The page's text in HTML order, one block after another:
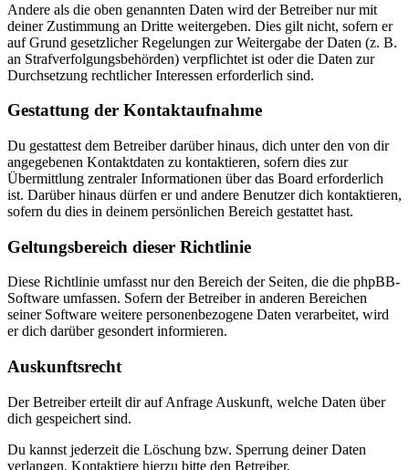
Andere als die oben genannten Daten wird der Betreiber nur mit
deiner Zustimmung an Dritte weitergeben. Dies gilt nicht, sofern er
auf Grund gesetzlicher Regelungen zur Weitergabe der Daten (z. B.
an Strafverfolgungsbehörden) verpflichtet ist oder die Daten zur
Durchsetzung rechtlicher Interessen erforderlich sind.
Gestattung der Kontaktaufnahme
Du gestattest dem Betreiber darüber hinaus, dich unter den von dir
angegebenen Kontaktdaten zu kontaktieren, sofern dies zur
Übermittlung zentraler Informationen über das Board erforderlich
ist. Darüber hinaus dürfen er und andere Benutzer dich kontaktieren,
sofern du dies in deinem persönlichen Bereich gestattet hast.
Geltungsbereich dieser Richtlinie
Diese Richtlinie umfasst nur den Bereich der Seiten, die die phpBB-
Software umfassen. Sofern der Betreiber in anderen Bereichen
seiner Software weitere personenbezogene Daten verarbeitet, wird
er dich darüber gesondert informieren.
Auskunftsrecht
Der Betreiber erteilt dir auf Anfrage Auskunft, welche Daten über
dich gespeichert sind.
Du kannst jederzeit die Löschung bzw. Sperrung deiner Daten
verlangen. Kontaktiere hierzu bitte den Betreiber.